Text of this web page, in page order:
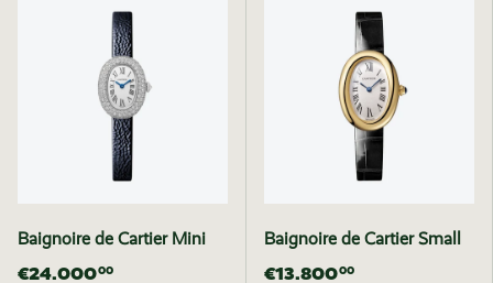
Baignoire de Cartier Mini
€24.00000
Baignoire de Cartier Small
€13.80000